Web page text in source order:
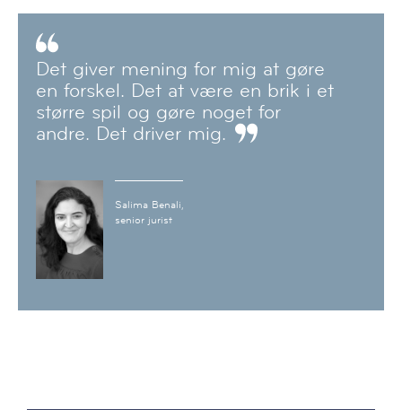
Det giver mening for mig at gøre
en forskel. Det at være en brik i et
større spil og gøre noget for
andre. Det driver mig.
Salima Benali,
senior jurist